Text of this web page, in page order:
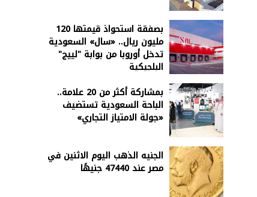
بصفقة استحواذ قيمتها 120
مليون ريال.. «سال» السعودية
تدخل أوروبا من بوابة "لييج"
البلجيكية
بمشاركة أكثر من 20 علامة..
الباحة السعودية تستضيف
«جولة الامتياز التجاري»
الجنيه الذهب اليوم الاثنين في
مصر عند 47440 جنيهًا